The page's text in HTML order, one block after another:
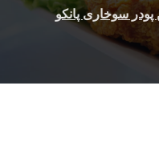
پودر سوخاری پانکو